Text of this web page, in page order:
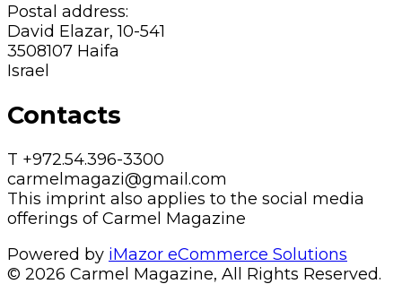
Postal address:
David Elazar, 10-541
3508107 Haifa
Israel
Contacts
T +972.54.396-3300
carmelmagazi@gmail.com
This imprint also applies to the social media
offerings of Carmel Magazine
Powered by iMazor eCommerce Solutions
© 2026 Carmel Magazine, All Rights Reserved.